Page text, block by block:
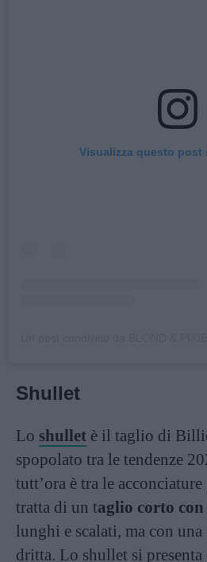
Visualizza questo post
Shullet
Lo shullet è il taglio di
spopolato tra le tendenze
tutt’ora è tra le
tratta di un taglio corto
lunghi e scalati, ma con
dritta. Lo shullet si presenta